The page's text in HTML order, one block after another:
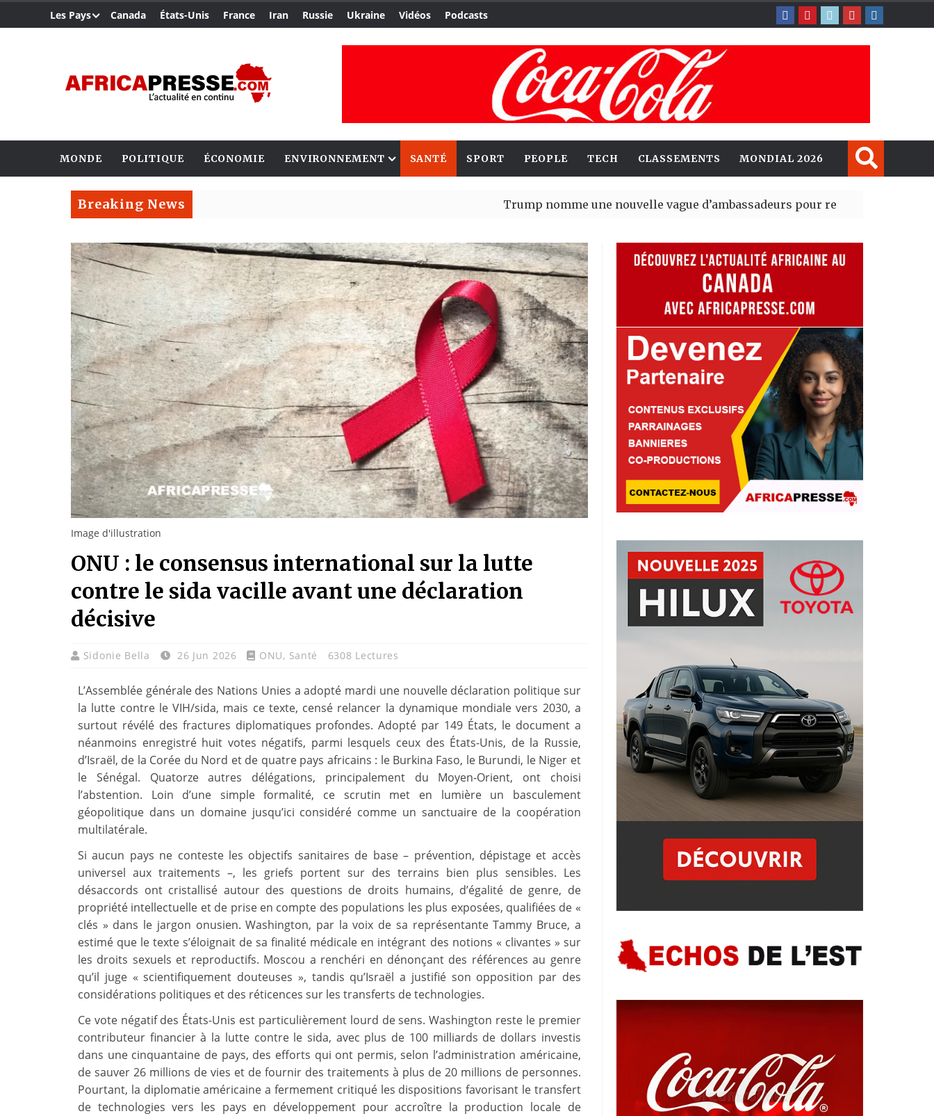
Les Pays Canada États-Unis France Iran Russie Ukraine Vidéos Podcasts
MONDE POLITIQUE ÉCONOMIE ENVIRONNEMENT SANTÉ SPORT PEOPLE TECH CLASSEMENTS MONDIAL 2026
Breaking News Trump nomme une nouvelle vague d’ambassadeurs pour renforcer la présence
Image d'illustration
ONU : le consensus international sur la lutte
contre le sida vacille avant une déclaration
décisive
Sidonie Bella 26 Jun 2026 ONU, Santé 6308 Lectures
L’Assemblée générale des Nations Unies a adopté mardi une nouvelle déclaration politique sur
la lutte contre le VIH/sida, mais ce texte, censé relancer la dynamique mondiale vers 2030, a
surtout révélé des fractures diplomatiques profondes. Adopté par 149 États, le document a
néanmoins enregistré huit votes négatifs, parmi lesquels ceux des États-Unis, de la Russie,
d’Israël, de la Corée du Nord et de quatre pays africains : le Burkina Faso, le Burundi, le Niger et
le Sénégal. Quatorze autres délégations, principalement du Moyen-Orient, ont choisi
l’abstention. Loin d’une simple formalité, ce scrutin met en lumière un basculement
géopolitique dans un domaine jusqu’ici considéré comme un sanctuaire de la coopération
multilatérale.
Si aucun pays ne conteste les objectifs sanitaires de base – prévention, dépistage et accès
universel aux traitements –, les griefs portent sur des terrains bien plus sensibles. Les
désaccords ont cristallisé autour des questions de droits humains, d’égalité de genre, de
propriété intellectuelle et de prise en compte des populations les plus exposées, qualifiées de «
clés » dans le jargon onusien. Washington, par la voix de sa représentante Tammy Bruce, a
estimé que le texte s’éloignait de sa finalité médicale en intégrant des notions « clivantes » sur
les droits sexuels et reproductifs. Moscou a renchéri en dénonçant des références au genre
qu’il juge « scientifiquement douteuses », tandis qu’Israël a justifié son opposition par des
considérations politiques et des réticences sur les transferts de technologies.
Ce vote négatif des États-Unis est particulièrement lourd de sens. Washington reste le premier
contributeur financier à la lutte contre le sida, avec plus de 100 milliards de dollars investis
dans une cinquantaine de pays, des efforts qui ont permis, selon l’administration américaine,
de sauver 26 millions de vies et de fournir des traitements à plus de 20 millions de personnes.
Pourtant, la diplomatie américaine a fermement critiqué les dispositions favorisant le transfert
de technologies vers les pays en développement pour accroître la production locale de